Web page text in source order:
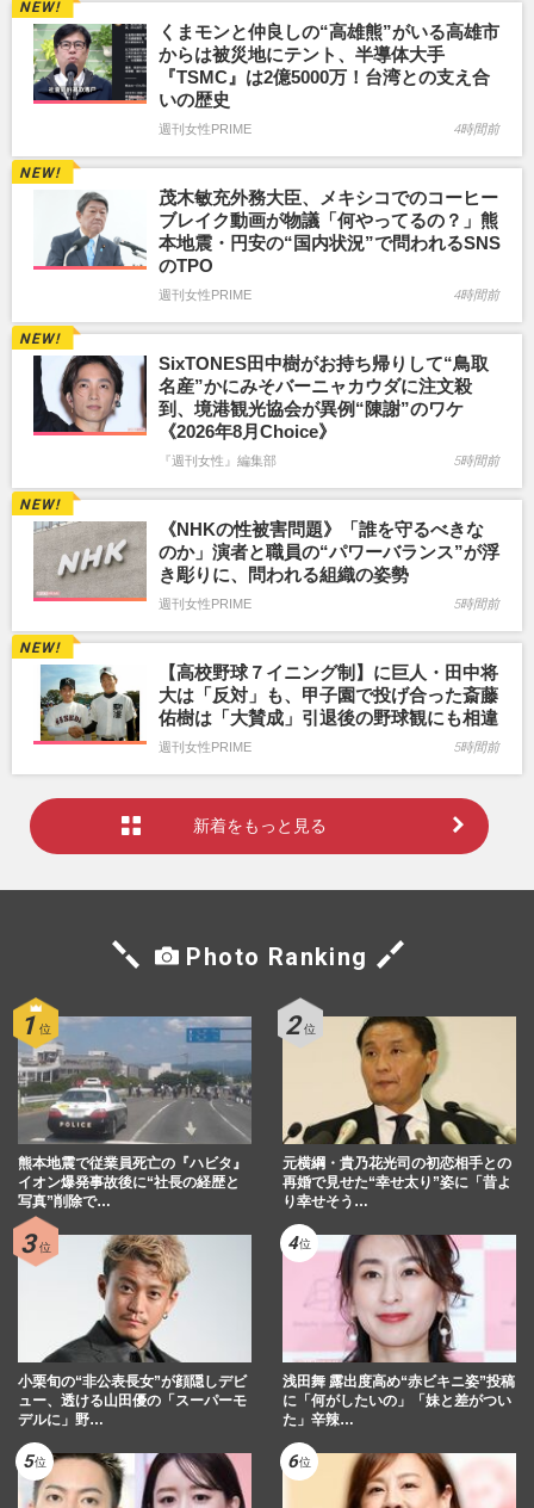
くまモンと仲良しの“高雄熊”がいる高雄市
からは被災地にテント、半導体大手
『TSMC』は2億5000万！台湾との支え合
いの歴史
週刊女性PRIME 4時間前
茂木敏充外務大臣、メキシコでのコーヒー
ブレイク動画が物議「何やってるの？」熊
本地震・円安の“国内状況”で問われるSNS
のTPO
週刊女性PRIME 4時間前
SixTONES田中樹がお持ち帰りして“鳥取
名産”かにみそバーニャカウダに注文殺
到、境港観光協会が異例“陳謝”のワケ
《2026年8月Choice》
『週刊女性』編集部 5時間前
《NHKの性被害問題》「誰を守るべきな
のか」演者と職員の“パワーバランス”が浮
き彫りに、問われる組織の姿勢
週刊女性PRIME 5時間前
【高校野球７イニング制】に巨人・田中将
大は「反対」も、甲子園で投げ合った斎藤
佑樹は「大賛成」引退後の野球観にも相違
週刊女性PRIME 5時間前
新着をもっと見る
Photo Ranking
熊本地震で従業員死亡の『ハビタ』
イオン爆発事故後に“社長の経歴と
写真”削除で…
元横綱・貴乃花光司の初恋相手との
再婚で見せた“幸せ太り”姿に「昔よ
り幸せそう…
小栗旬の“非公表長女”が顔隠しデビ
ュー、透ける山田優の「スーパーモ
デルに」野…
浅田舞 露出度高め“赤ビキニ姿”投稿
に「何がしたいの」「妹と差がつい
た」辛辣…